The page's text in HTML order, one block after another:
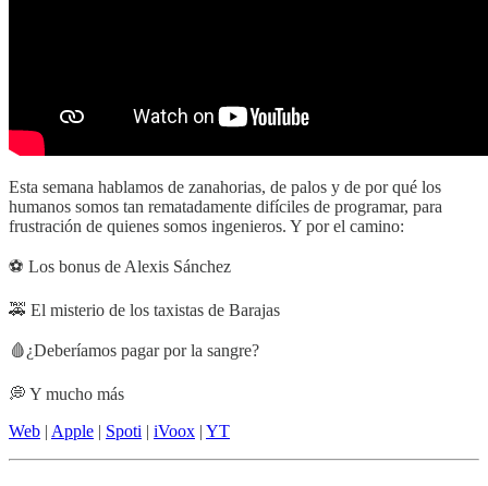
Esta semana hablamos de zanahorias, de palos y de por qué los
humanos somos tan rematadamente difíciles de programar, para
frustración de quienes somos ingenieros. Y por el camino:
⚽ Los bonus de Alexis Sánchez
🚕 El misterio de los taxistas de Barajas
🩸¿Deberíamos pagar por la sangre?
💭 Y mucho más
Web | Apple | Spoti | iVoox | YT